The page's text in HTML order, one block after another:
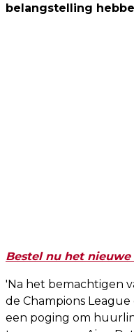
belangstelling
Bestel nu het
'Na het bemachtigen
de Champions
een poging om